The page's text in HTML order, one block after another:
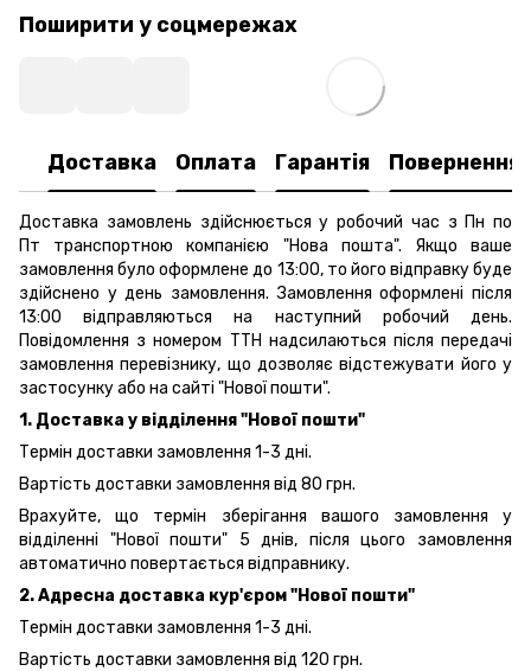
Поширити у соцмережах
Доставка Оплата Гарантія Повернення
Доставка замовлень здійснюється у робочий час з Пн по
Пт транспортною компанією "Нова пошта". Якщо ваше
замовлення було оформлене до 13:00, то його відправку буде
здійснено у день замовлення. Замовлення оформлені після
13:00 відправляються на наступний робочий день.
Повідомлення з номером ТТН надсилаються після передачі
замовлення перевізнику, що дозволяє відстежувати його у
застосунку або на сайті "Нової пошти".
1. Доставка у відділення "Нової пошти"
Термін доставки замовлення 1-3 дні.
Вартість доставки замовлення від 80 грн.
Врахуйте, що термін зберігання вашого замовлення у
відділенні "Нової пошти" 5 днів, після цього замовлення
автоматично повертається відправнику.
2. Адресна доставка кур'єром "Нової пошти"
Термін доставки замовлення 1-3 дні.
Вартість доставки замовлення від 120 грн.